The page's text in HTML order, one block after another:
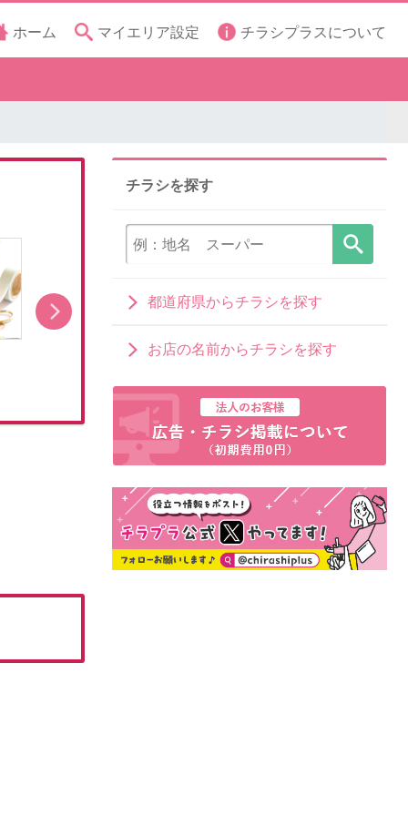
ホーム マイエリア設定 チラシプラスについて
「ラプンツェル」キャラクターグッズ
チラシを探す
都道府県からチラシを探す
お店の名前からチラシを探す